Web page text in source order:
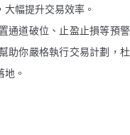
幅提升交易效率。
通道破位、止盈止損等預警
助你嚴格執行交易計劃，杜
。